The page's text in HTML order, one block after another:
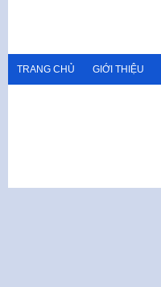
TRANG CHỦ GIỚI THIỆU